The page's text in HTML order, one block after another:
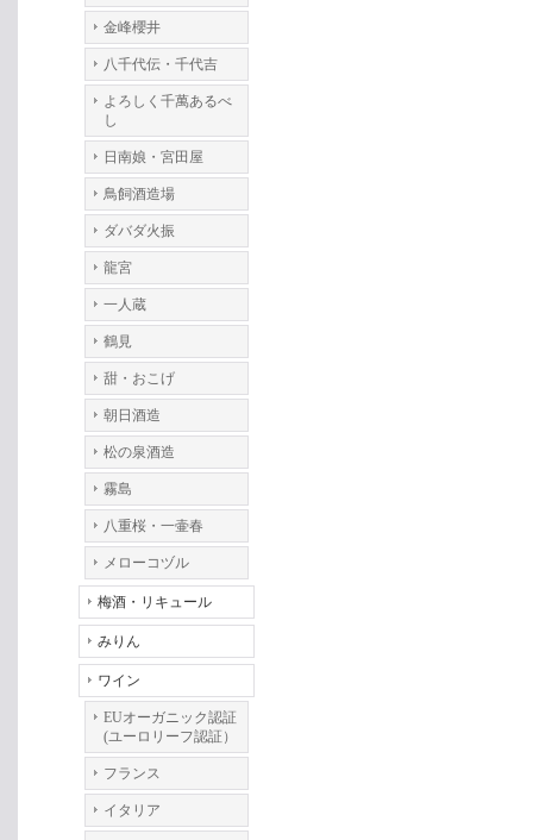
金峰櫻井
八千代伝・千代吉
よろしく千萬あるべ
し
日南娘・宮田屋
鳥飼酒造場
ダバダ火振
龍宮
一人蔵
鶴見
甜・おこげ
朝日酒造
松の泉酒造
霧島
八重桜・一壷春
メローコヅル
梅酒・リキュール
みりん
ワイン
EUオーガニック認証
(ユーロリーフ認証）
フランス
イタリア